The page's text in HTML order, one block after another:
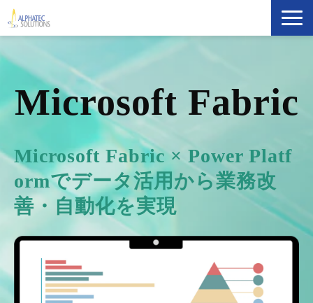
導入事例
ブログ
ATS Newsletter購読登録
Microsoft Fabric
Microsoft Fabric × Power Platf
ormでデータ活用から業務改
善・自動化を実現